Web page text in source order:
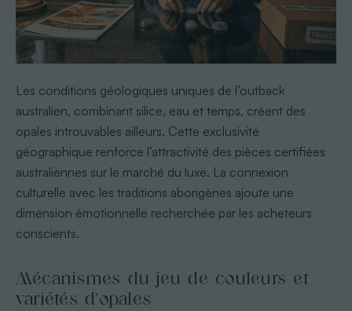
Les conditions géologiques uniques de l’outback
australien, combinant silice, eau et temps, créent des
opales introuvables ailleurs. Cette exclusivité
géographique renforce l’attractivité des pièces certifiées
australiennes sur le marché du luxe. La connexion
culturelle avec les traditions aborigènes ajoute une
dimension émotionnelle recherchée par les acheteurs
conscients.
Mécanismes du jeu de couleurs et
variétés d’opales